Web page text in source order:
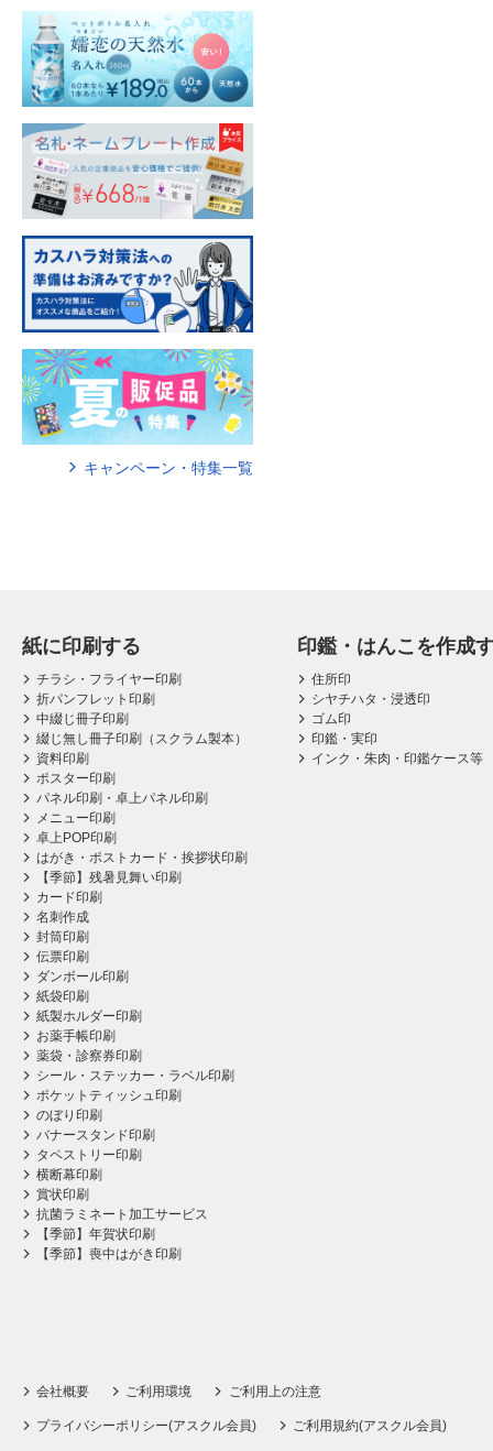
キャンペーン・特集一覧
紙に印刷する
チラシ・フライヤー印刷
折パンフレット印刷
中綴じ冊子印刷
綴じ無し冊子印刷（スクラム製本）
資料印刷
ポスター印刷
パネル印刷・卓上パネル印刷
メニュー印刷
卓上POP印刷
はがき・ポストカード・挨拶状印刷
【季節】残暑見舞い印刷
カード印刷
名刺作成
封筒印刷
伝票印刷
ダンボール印刷
紙袋印刷
紙製ホルダー印刷
お薬手帳印刷
薬袋・診察券印刷
シール・ステッカー・ラベル印刷
ポケットティッシュ印刷
のぼり印刷
バナースタンド印刷
タペストリー印刷
横断幕印刷
賞状印刷
抗菌ラミネート加工サービス
【季節】年賀状印刷
【季節】喪中はがき印刷
印鑑・はんこを作成
住所印
シヤチハタ・浸透印
ゴム印
印鑑・実印
インク・朱肉・印鑑ケース等
会社概要 ご利用環境 ご利用上の注意
プライバシーポリシー(アスクル会員) ご利用規約(アスクル会員)